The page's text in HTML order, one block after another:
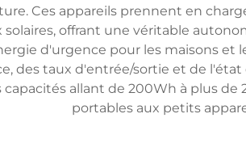
Ces appareils prennent en
offrant une véritable
d'urgence pour les maisons et
des taux d'entrée/sortie et de
capacités allant de 200Wh à plus
portables aux petits